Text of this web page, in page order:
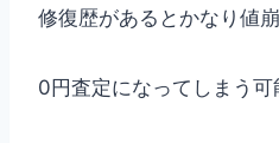
修復歴があるとかなり値
0円査定になってしまう可